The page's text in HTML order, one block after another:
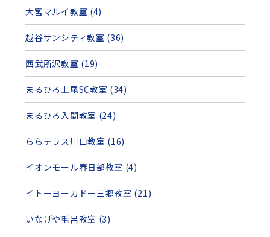
大宮マルイ教室 (4)
越谷サンシティ教室 (36)
西武所沢教室 (19)
まるひろ上尾SC教室 (34)
まるひろ入間教室 (24)
ららテラス川口教室 (16)
イオンモール春日部教室 (4)
イトーヨーカドー三郷教室 (21)
いなげや毛呂教室 (3)